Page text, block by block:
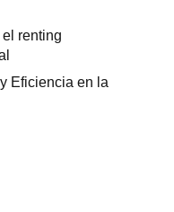
renting
Eficiencia en la